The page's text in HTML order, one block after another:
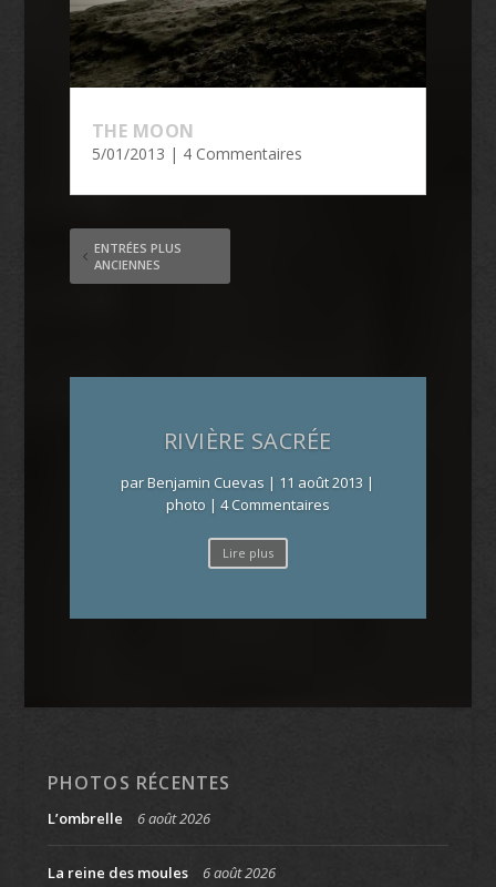
THE MOON
5/01/2013 | 4 Commentaires
ENTRÉES PLUS
ANCIENNES
RIVIÈRE SACRÉE
par Benjamin Cuevas | 11 août 2013 |
photo | 4 Commentaires
Lire plus
PHOTOS RÉCENTES
L’ombrelle 6 août 2026
La reine des moules 6 août 2026